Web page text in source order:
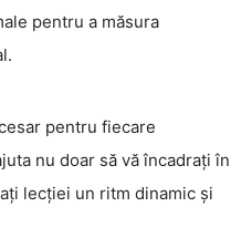
pentru a măsura
pentru fiecare
nu doar să vă încadrați în
lecției un ritm dinamic și